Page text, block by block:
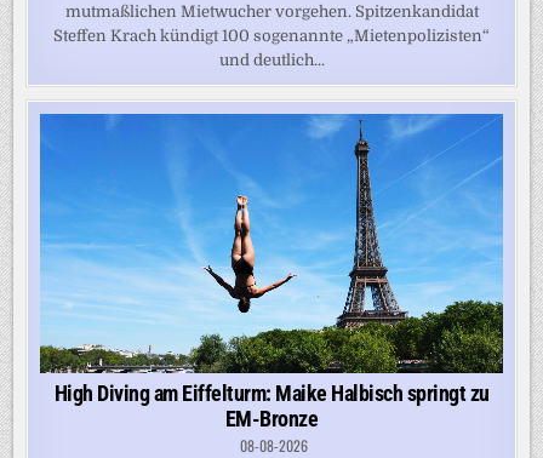
mutmaßlichen Mietwucher vorgehen. Spitzenkandidat
Steffen Krach kündigt 100 sogenannte „Mietenpolizisten“
und deutlich...
High Diving am Eiffelturm: Maike Halbisch springt zu
EM-Bronze
08-08-2026